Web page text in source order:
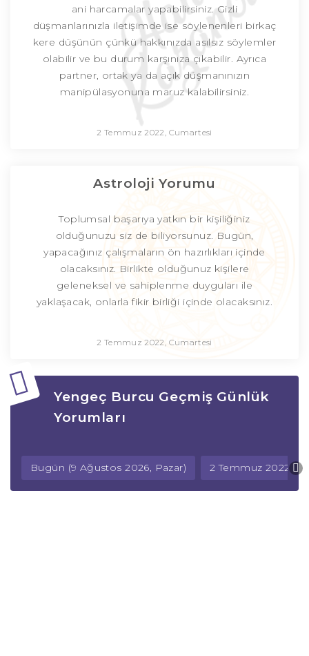
ani harcamalar yapabilirsiniz. Gizli
düşmanlarınızla iletişimde ise söylenenleri birkaç
kere düşünün çünkü hakkınızda asılsız söylemler
olabilir ve bu durum karşınıza çıkabilir. Ayrıca
partner, ortak ya da açık düşmanınızın
manipülasyonuna maruz kalabilirsiniz.
2 Temmuz 2022, Cumartesi
Astroloji Yorumu
Toplumsal başarıya yatkın bir kişiliğiniz
olduğunuzu siz de biliyorsunuz. Bugün,
yapacağınız çalışmaların ön hazırlıkları içinde
olacaksınız. Birlikte olduğunuz kişilere
geleneksel ve sahiplenme duyguları ile
yaklaşacak, onlarla fikir birliği içinde olacaksınız.
2 Temmuz 2022, Cumartesi
Yengeç Burcu Geçmiş Günlük
Yorumları
Bugün (9 Ağustos 2026, Pazar) 2 Temmuz 2022,